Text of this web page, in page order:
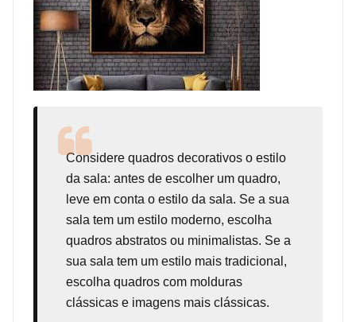
Considere quadros decorativos o estilo
da sala: antes de escolher um quadro,
leve em conta o estilo da sala. Se a sua
sala tem um estilo moderno, escolha
quadros abstratos ou minimalistas. Se a
sua sala tem um estilo mais tradicional,
escolha quadros com molduras
clássicas e imagens mais clássicas.